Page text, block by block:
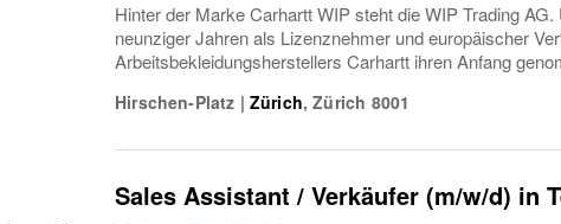
Hinter der Marke Carhartt WIP steht die WIP Trading
neunziger Jahren als Lizenznehmer und europäischer
Arbeitsbekleidungsherstellers Carhartt ihren Anfang
Hirschen-Platz | Zürich,Zürich 8001
Sales Assistant / Verkäufer (m/w/d) in